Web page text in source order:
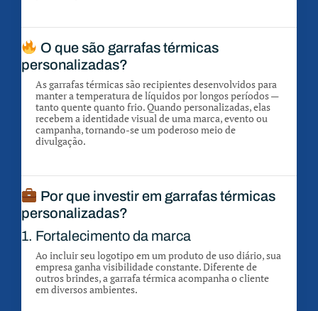
O que são garrafas térmicas
personalizadas?
As garrafas térmicas são recipientes desenvolvidos para
manter a temperatura de líquidos por longos períodos —
tanto quente quanto frio. Quando personalizadas, elas
recebem a identidade visual de uma marca, evento ou
campanha, tornando-se um poderoso meio de
divulgação.
Por que investir em garrafas térmicas
personalizadas?
1. Fortalecimento da marca
Ao incluir seu logotipo em um produto de uso diário, sua
empresa ganha visibilidade constante. Diferente de
outros brindes, a garrafa térmica acompanha o cliente
em diversos ambientes.